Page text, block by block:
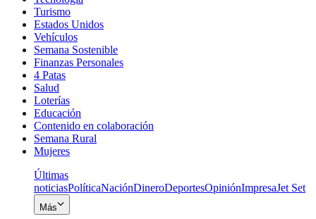
Turismo
Estados Unidos
Vehículos
Semana Sostenible
Finanzas Personales
4 Patas
Salud
Loterías
Educación
Contenido en colaboración
Semana Rural
Mujeres
Últimas
noticiasPolíticaNaciónDineroDeportesOpiniónImpresaJet Set
Más